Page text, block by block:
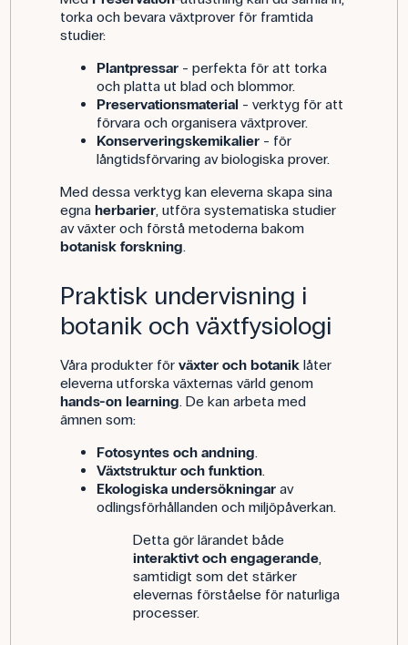
torka och bevara växtprover för framtida
studier:
Plantpressar- perfekta för att torka
och platta ut blad och blommor.
Preservationsmaterial - verktyg för att
förvara och organisera växtprover.
Konserveringskemikalier- för
långtidsförvaring av biologiska prover.
Med dessa verktyg kan eleverna skapa sina
egna herbarier, utföra systematiska studier
av växter och förstå metoderna bakom
botanisk forskning
Praktisk undervisning i
botanik och växtfysiologi
Våra produkter för växter och botaniklåter
eleverna utforska växternas värld genom
hands-on learning . De kan arbeta med
ämnen som:
Fotosyntes och andning
Växtstruktur och funktion.
Ekologiska undersökningarav
odlingsförhållanden och miljöpåverkan.
Detta gör lärandet både
interaktivt och engagerande,
samtidigt som det stärker
elevernas förståelse för naturliga
processer.